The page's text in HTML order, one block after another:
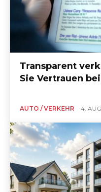
Transparent
Sie Vertrauen
AUTO / VERKEHR 4.